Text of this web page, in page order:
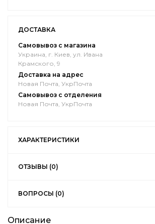
ДОСТАВКА
Самовывоз с магазина
Украина, г. Киев, ул. Ивана
Крамского, 9
Доставка на адрес
Новая Почта, УкрПочта
Самовывоз с отделения
Новая Почта, УкрПочта
ХАРАКТЕРИСТИКИ
ОТЗЫВЫ (0)
ВОПРОСЫ (0)
Описание